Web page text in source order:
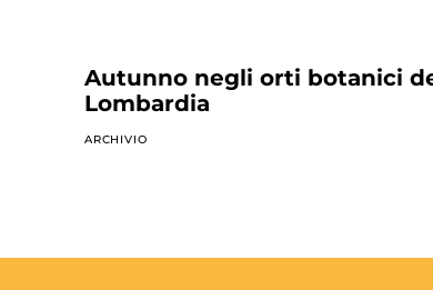
Autunno negli orti botanici
Lombardia
ARCHIVIO